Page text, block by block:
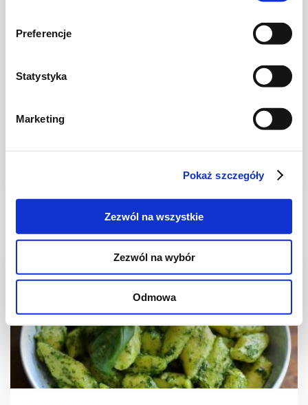
Preferencje
Statystyka
Marketing
Pokaż szczegóły
Zezwól na wszystkie
Zezwól na wybór
Odmowa